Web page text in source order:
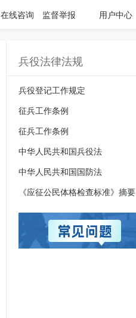
在线咨询 监督举报 用户中心
兵役法律法规
兵役登记工作规定
征兵工作条例
征兵工作条例
中华人民共和国兵役法
中华人民共和国国防法
《应征公民体格检查标准》摘要